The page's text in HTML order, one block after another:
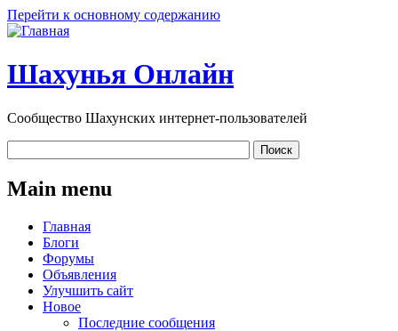
Перейти к основному содержанию
Шахунья Онлайн
Сообщество Шахунских интернет-пользователей
Main menu
Главная
Блоги
Форумы
Объявления
Улучшить сайт
Новое
Последние сообщения